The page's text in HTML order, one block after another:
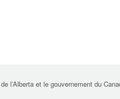
l’Alberta et le gouvernement du